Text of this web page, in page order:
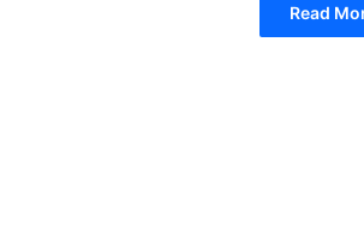
Read